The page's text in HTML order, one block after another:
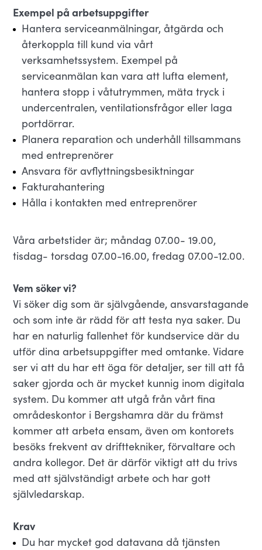
Exempel på arbetsuppgifter
Hantera serviceanmälningar, åtgärda och
återkoppla till kund via vårt
verksamhetssystem. Exempel på
serviceanmälan kan vara att lufta element,
hantera stopp i våtutrymmen, mäta tryck i
undercentralen, ventilationsfrågor eller laga
portdörrar.
Planera reparation och underhåll tillsammans
med entreprenörer
Ansvara för avflyttningsbesiktningar
Fakturahantering
Hålla i kontakten med entreprenörer
Våra arbetstider är; måndag 07.00- 19.00,
tisdag- torsdag 07.00-16.00, fredag 07.00-12.00.
Vem söker vi?
Vi söker dig som är självgående, ansvarstagande
och som inte är rädd för att testa nya saker. Du
har en naturlig fallenhet för kundservice där du
utför dina arbetsuppgifter med omtanke. Vidare
ser vi att du har ett öga för detaljer, ser till att få
saker gjorda och är mycket kunnig inom digitala
system. Du kommer att utgå från vårt fina
områdeskontor i Bergshamra där du främst
kommer att arbeta ensam, även om kontorets
besöks frekvent av drifttekniker, förvaltare och
andra kollegor. Det är därför viktigt att du trivs
med att självständigt arbete och har gott
självledarskap.
Krav
Du har mycket god datavana då tjänsten